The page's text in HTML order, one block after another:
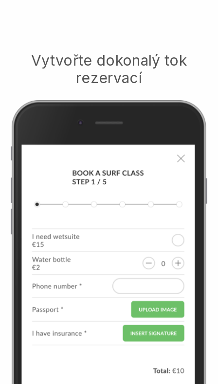
Vytvořte dokonalý tok
rezervací